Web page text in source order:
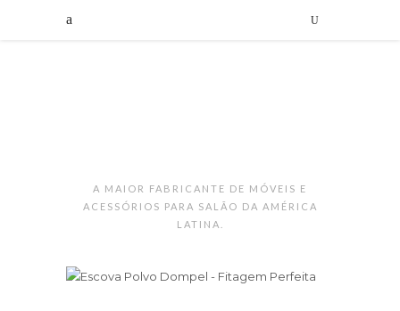
A MAIOR FABRICANTE DE MÓVEIS E
ACESSÓRIOS PARA SALÃO DA AMÉRICA
LATINA.